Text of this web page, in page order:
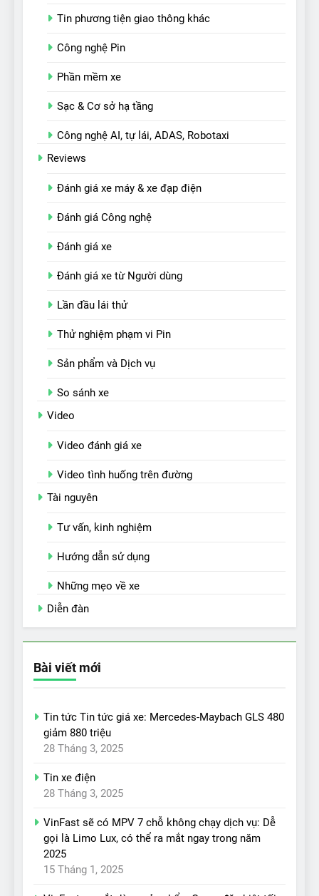
Tin phương tiện giao thông khác
Công nghệ Pin
Phần mềm xe
Sạc & Cơ sở hạ tầng
Công nghệ AI, tự lái, ADAS, Robotaxi
Reviews
Đánh giá xe máy & xe đạp điện
Đánh giá Công nghệ
Đánh giá xe
Đánh giá xe từ Người dùng
Lần đầu lái thử
Thử nghiệm phạm vi Pin
Sản phẩm và Dịch vụ
So sánh xe
Video
Video đánh giá xe
Video tình huống trên đường
Tài nguyên
Tư vấn, kinh nghiệm
Hướng dẫn sử dụng
Những mẹo về xe
Diễn đàn
Bài viết mới
Tin tức Tin tức giá xe: Mercedes-Maybach GLS 480
giảm 880 triệu
28 Tháng 3, 2025
Tin xe điện
28 Tháng 3, 2025
VinFast sẽ có MPV 7 chỗ không chạy dịch vụ: Dễ
gọi là Limo Lux, có thể ra mắt ngay trong năm
2025
15 Tháng 1, 2025